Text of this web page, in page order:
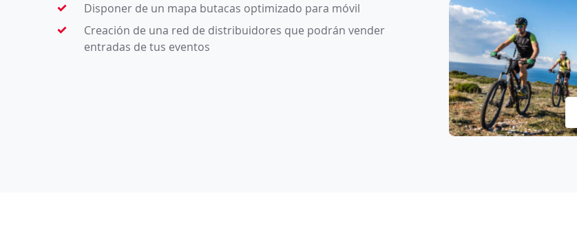
Disponer de un mapa butacas optimizado para móvil
Creación de una red de distribuidores que podrán vender
entradas de tus eventos